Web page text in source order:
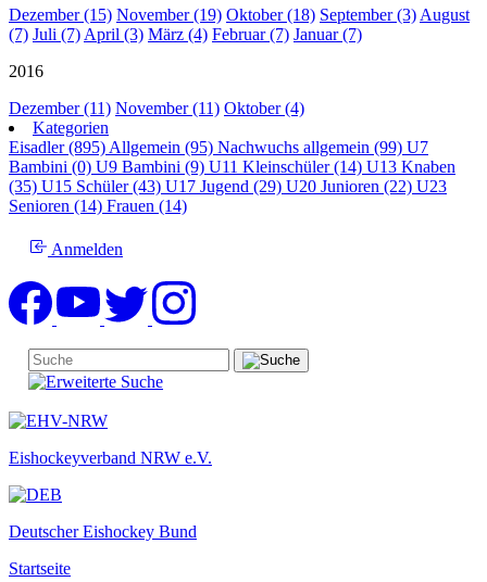
Dezember (15) November (19) Oktober (18) September (3)August
(7) Juli (7)April (3) März (4) Februar (7) Januar (7)
2016
Dezember (11) November (11) Oktober (4)
Kategorien
Eisadler (895)Allgemein (95) Nachwuchs allgemein (99) U7
Bambini (0) U9 Bambini (9) U11 Kleinschüler (14) U13 Knaben
(35) U15 Schüler (43) U17 Jugend (29) U20 Junioren (22) U23
Senioren (14) Frauen (14)
Anmelden
Eishockeyverband NRW e.V.
Deutscher Eishockey Bund
Startseite